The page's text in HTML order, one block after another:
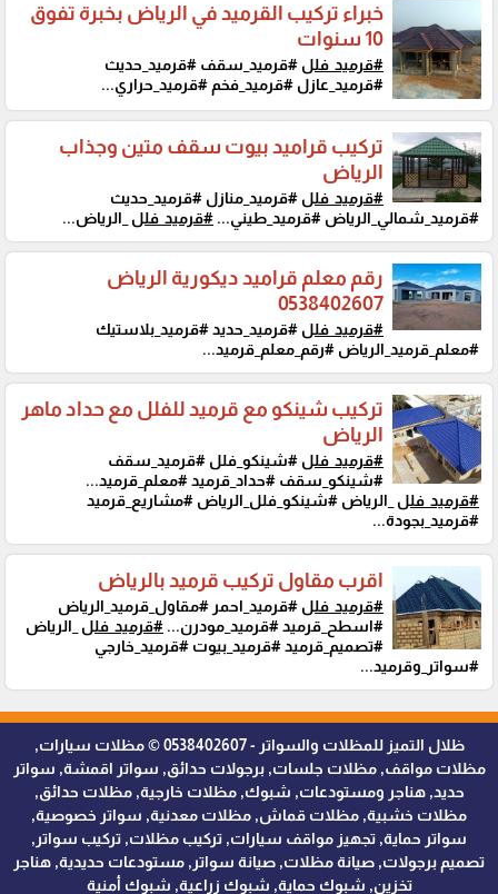
خبراء تركيب القرميد في الرياض بخبرة تفوق
10 سنوات
#قرميد_فلل #قرميد_سقف #قرميد_حديث
#قرميد_عازل #قرميد_فخم #قرميد_حراري...
تركيب قراميد بيوت سقف متين وجذاب
الرياض
#قرميد_فلل #قرميد_منازل #قرميد_حديث
#قرميد_شمالي_الرياض #قرميد_طيني... #قرميد_فلل _الرياض...
رقم معلم قراميد ديكورية الرياض
0538402607
#قرميد_فلل #قرميد_حديد #قرميد_بلاستيك
#معلم_قرميد_الرياض #رقم_معلم_قرميد...
تركيب شينكو مع قرميد للفلل مع حداد ماهر
الرياض
#قرميد_فلل #شينكو_فلل #قرميد_سقف
#شينكو_سقف #حداد_قرميد #معلم_قرميد...
#قرميد_فلل _الرياض #شينكو_فلل_الرياض #مشاريع_قرميد
#قرميد_بجودة...
اقرب مقاول تركيب قرميد بالرياض
#قرميد_فلل #قرميد_احمر #مقاول_قرميد_الرياض
#اسطح_قرميد #قرميد_مودرن... #قرميد_فلل _الرياض
#تصميم_قرميد #قرميد_بيوت #قرميد_خارجي
#سواتر_وقرميد...
ظلال التميز للمظلات والسواتر - 0538402607 © مظلات سيارات,
مظلات مواقف, مظلات جلسات, برجولات حدائق, سواتر اقمشة, سواتر
حديد, هناجر ومستودعات, شبوك, مظلات خارجية, مظلات حدائق,
مظلات خشبية, مظلات قماش, مظلات معدنية, سواتر خصوصية,
سواتر حماية, تجهيز مواقف سيارات, تركيب مظلات, تركيب سواتر,
تصميم برجولات, صيانة مظلات, صيانة سواتر, مستودعات حديدية, هناجر
تخزين, شبوك حماية, شبوك زراعية, شبوك أمنية